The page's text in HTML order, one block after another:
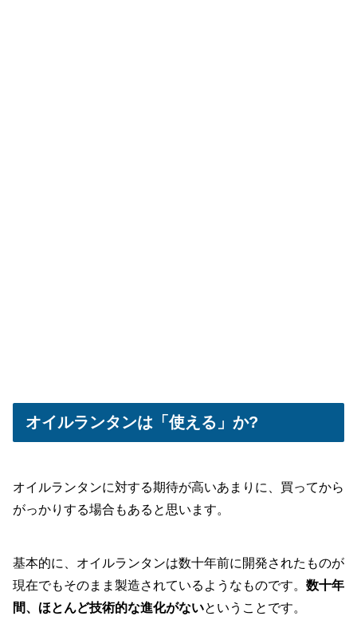
オイルランタンは「使える」か?
オイルランタンに対する期待が高いあまりに、買ってから
がっかりする場合もあると思います。
基本的に、オイルランタンは数十年前に開発されたものが
現在でもそのまま製造されているようなものです。 数十年
間、ほとんど技術的な進化がないということです。